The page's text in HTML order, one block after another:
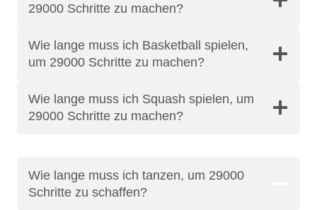
29000 Schritte zu machen?
Wie lange muss ich Basketball spielen,
um 29000 Schritte zu machen?
Wie lange muss ich Squash spielen, um
29000 Schritte zu machen?
Wie lange muss ich tanzen, um 29000
Schritte zu schaffen?